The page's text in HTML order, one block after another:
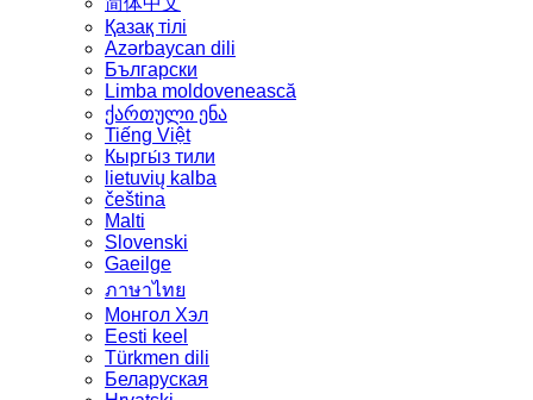
Қазақ тілі
Azərbaycan dili
Български
Limba moldovenească
ქართული ენა
Tiếng Việt
Кыргы́з тили
lietuvių kalba
čeština
Malti
Slovenski
Gaeilge
ภาษาไทย
Монгол Хэл
Eesti keel
Türkmen dili
Беларуская